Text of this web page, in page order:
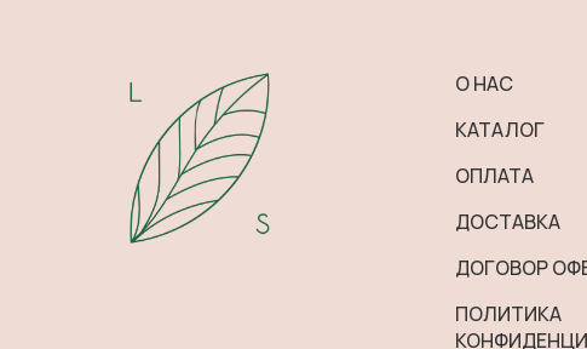
О НАС
КАТАЛОГ
ОПЛАТА
ДОСТАВКА
ДОГОВОР
ПОЛИТИКА